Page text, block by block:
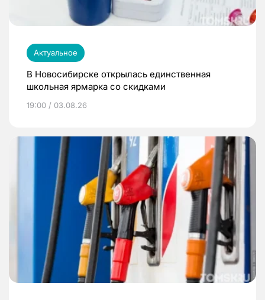
Актуальное
В Новосибирске открылась единственная
школьная ярмарка со скидками
19:00 / 03.08.26